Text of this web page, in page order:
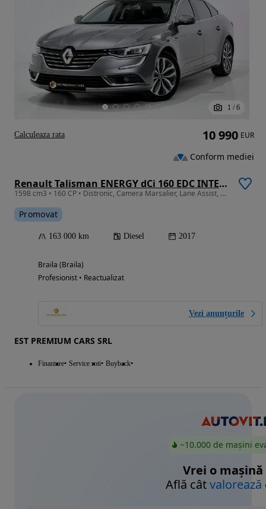
1 / 6
Renault Talisman ENERGY dCi 160 EDC INTENS
1598 cm3 • 160 CP • Distronic, Camera Marsalier, Lane Assist, Masaj In Scaune
Promovat
163 000 km Diesel 2017
Braila (Braila)
Profesionist • Reactualizat
Vezi anunțurile
EST PREMIUM CARS SRL
Finantare Service roti Buyback
10 990 EUR
Conform mediei
Calculeaza rata
~10.000 de mașini
Vrei o mașină
Află câtvalorează